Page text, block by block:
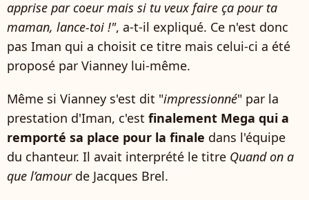
apprise par coeur mais si tu veux faire ça pour ta
maman, lance-toi !", a-t-il expliqué. Ce n'est donc
pas Iman qui a choisit ce titre mais celui-ci a été
proposé par Vianney lui-même.
Même si Vianney s'est dit "impressionné" par la
prestation d'Iman, c'est finalement Mega qui a
remporté sa place pour la finale dans l'équipe
du chanteur. Il avait interprété le titre Quand on a
que l’amourde Jacques Brel.